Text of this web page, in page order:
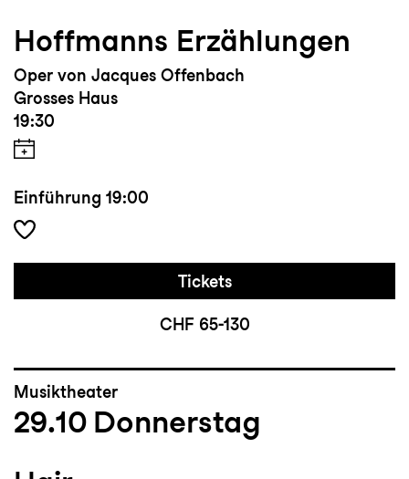
Hoffmanns Erzählungen
Oper von Jacques Offenbach
Grosses Haus
19:30
Einführung 19:00
Tickets
CHF 65-130
Musiktheater
29.10 Donnerstag